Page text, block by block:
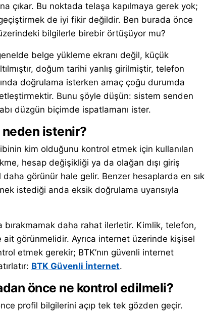
çıkar. Bu noktada telaşa kapılmaya gerek yok;
de iyi fikir değildir. Ben burada önce
bilgilerle birebir örtüşüyor mu?
belge yükleme ekranı değil, küçük
doğum tarihi yanlış girilmiştir, telefon
doğrulama isterken amaç çoğu durumda
Bunu şöyle düşün: sistem senden
düzgün biçimde ispatlamanı ister.
neden istenir?
kim olduğunu kontrol etmek için kullanılan
hesap değişikliği ya da olağan dışı giriş
görünür hale gelir. Benzer hesaplarda en sık
istediği anda eksik doğrulama uyarısıyla
bırakmamak daha rahat ilerletir. Kimlik, telefon,
görünmelidir. Ayrıca internet üzerinde kişisel
etmek gerekir; BTK’nın güvenli internet
BTK Güvenli İnternet.
önce ne kontrol edilmeli?
profil bilgilerini açıp tek tek gözden geçir.